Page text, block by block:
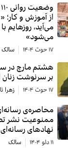
از آموزش و کار؛
می‌آید، روزهایم
می‌شود»
۱۷ حوت ۱۴۰۴ سالک
هشتم مارچ در
بر سرنوشت زنان
۱۷ حوت ۱۴۰۴ زهرا
محاصره‌ی
ممنوعیت نشر
نهادهای رسانه‌ای
۱۱ دلو ۱۴۰۴ سالک